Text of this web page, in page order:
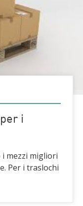
i
mezzi migliori
Per i traslochi